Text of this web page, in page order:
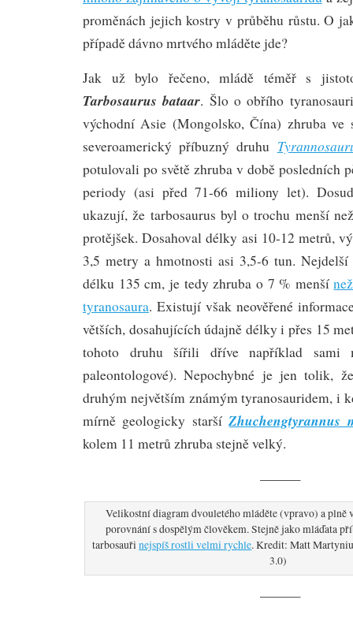
proměnách jejich kostry v průběhu růstu. O
případě dávno mrtvého mláděte jde?
Jak už bylo řečeno, mládě téměř s
Tarbosaurus bataar. Šlo o obřího
východní Asie (Mongolsko, Čína) zhruba ve
severoamerický příbuzný druhu
potulovali po světě zhruba v době posledních
periody (asi před 71-66 miliony let). Dosud
ukazují, že tarbosaurus byl o trochu menší
protějšek. Dosahoval délky asi 10-12 metrů,
3,5 metry a hmotnosti asi 3,5-6 tun.
délku 135 cm, je tedy zhruba o 7 % menší
tyranosaura. Existují však neověřené
větších, dosahujících údajně délky i přes 15
tohoto druhu šířili dříve například sami
paleontologové). Nepochybné je jen tolik,
druhým největším známým tyranosauridem, i
mírně geologicky staršíZhuchengtyrannus
kolem 11 metrů zhruba stejně velký.
———
Velikostní diagram dvouletého mláděte (vpravo) a plně
porovnání s dospělým člověkem. Stejně jako mláďata
tarbosauřinejspíš rostli velmi rychle. Kredit: Matt
3.0)
———